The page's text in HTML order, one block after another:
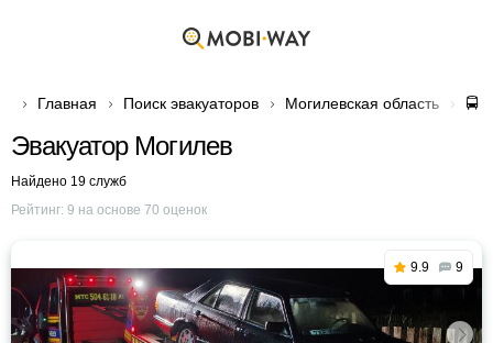
Главная Поиск эвакуаторов Могилевская область 🚍
Эвакуатор Могилев
Найдено 19 служб
Рейтинг: 9 на основе 70 оценок
9.9 9